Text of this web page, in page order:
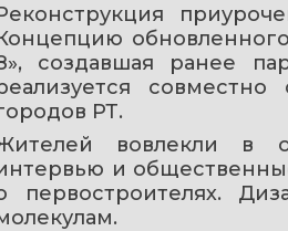
создавшая ранее
РТ.
вовлекли в
и
первостроителях.